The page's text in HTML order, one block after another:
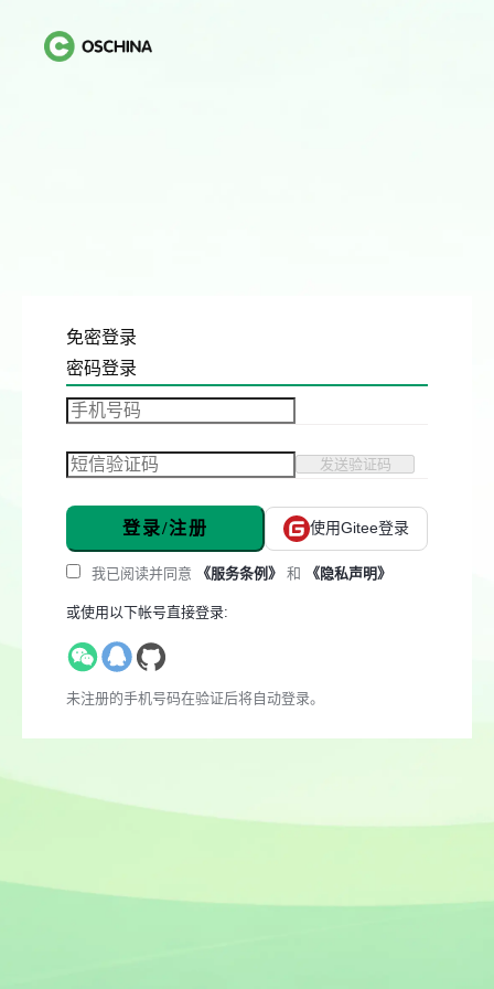
免密登录
密码登录
发送验证码
登录/注册 使用Gitee登录
我已阅读并同意 《服务条例》 和 《隐私声明》
或使用以下帐号直接登录:
未注册的手机号码在验证后将自动登录。